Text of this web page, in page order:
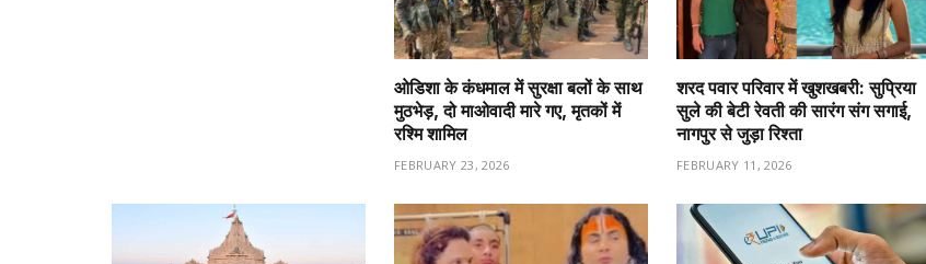
ओडिशा के कंधमाल में सुरक्षा बलों के साथ
मुठभेड़, दो माओवादी मारे गए, मृतकों में
रश्मि शामिल
FEBRUARY 23, 2026
शरद पवार परिवार में खुशखबरी: सुप्रिया
सुले की बेटी रेवती की सारंग संग सगाई,
नागपुर से जुड़ा रिश्ता
FEBRUARY 11, 2026